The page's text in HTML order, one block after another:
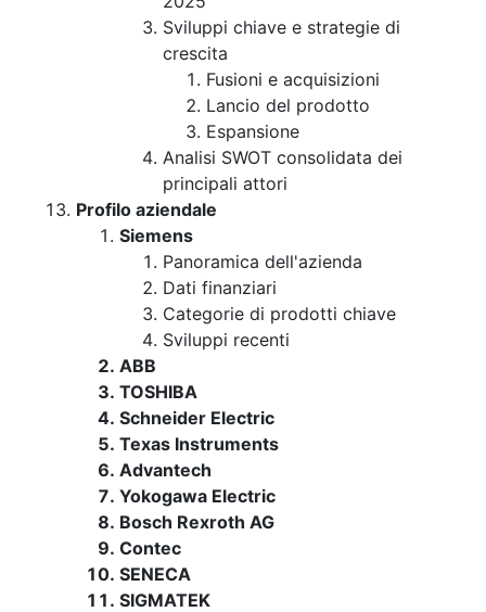
Sviluppi chiave e strategie di
crescita
Fusioni e acquisizioni
Lancio del prodotto
Espansione
Analisi SWOT consolidata dei
principali attori
Profilo aziendale
Siemens
Panoramica dell'azienda
Dati finanziari
Categorie di prodotti chiave
Sviluppi recenti
ABB
TOSHIBA
Schneider Electric
Texas Instruments
Advantech
Yokogawa Electric
Bosch Rexroth AG
Contec
SENECA
SIGMATEK